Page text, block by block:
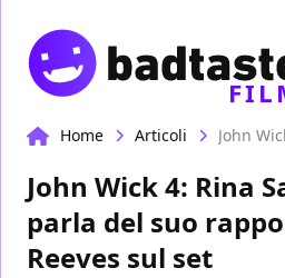
Home Articoli
John Wick 4: Rina
parla del suo
Reeves sul set